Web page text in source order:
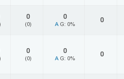
0
(0)
0
A G: 0%
0
0
(0)
0
A G: 0%
0